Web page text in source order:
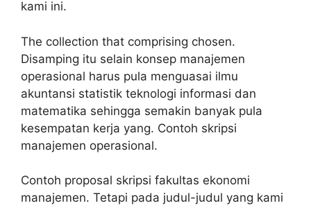
kami ini.
The collection that comprising chosen.
Disamping itu selain konsep manajemen
operasional harus pula menguasai ilmu
akuntansi statistik teknologi informasi dan
matematika sehingga semakin banyak pula
kesempatan kerja yang. Contoh skripsi
manajemen operasional.
Contoh proposal skripsi fakultas ekonomi
manajemen. Tetapi pada judul-judul yang kami